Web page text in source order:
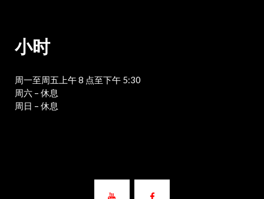
小时
周一至周五上午 8 点至下午 5:30
周六 – 休息
周日 – 休息